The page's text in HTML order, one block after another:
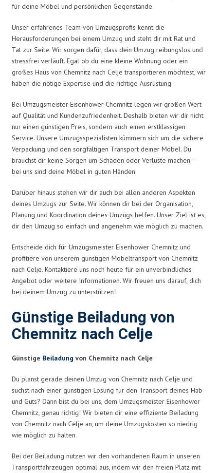
für deine Möbel und persönlichen Gegenstände.
Unser erfahrenes Team von Umzugsprofis kennt die
Herausforderungen bei einem Umzug und steht dir mit Rat und
Tat zur Seite. Wir sorgen dafür, dass dein Umzug reibungslos und
stressfrei verläuft. Egal ob du eine kleine Wohnung oder ein
großes Haus von Chemnitz nach Celje transportieren möchtest, wir
haben die nötige Expertise und die richtige Ausrüstung.
Bei Umzugsmeister Eisenhower Chemnitz legen wir großen Wert
auf Qualität und Kundenzufriedenheit. Deshalb bieten wir dir nicht
nur einen günstigen Preis, sondern auch einen erstklassigen
Service. Unsere Umzugsspezialisten kümmern sich um die sichere
Verpackung und den sorgfältigen Transport deiner Möbel. Du
brauchst dir keine Sorgen um Schäden oder Verluste machen –
bei uns sind deine Möbel in guten Händen.
Darüber hinaus stehen wir dir auch bei allen anderen Aspekten
deines Umzugs zur Seite. Wir können dir bei der Organisation,
Planung und Koordination deines Umzugs helfen. Unser Ziel ist es,
dir den Umzug so einfach und angenehm wie möglich zu machen.
Entscheide dich für Umzugsmeister Eisenhower Chemnitz und
profitiere von unserem günstigen Möbeltransport von Chemnitz
nach Celje. Kontaktiere uns noch heute für ein unverbindliches
Angebot oder weitere Informationen. Wir freuen uns darauf, dich
bei deinem Umzug zu unterstützen!
Günstige Beiladung von
Chemnitz nach Celje
Günstige Beiladung von Chemnitz nach Celje
Du planst gerade deinen Umzug von Chemnitz nach Celje und
suchst nach einer günstigen Lösung für den Transport deines Hab
und Guts? Dann bist du bei uns, dem Umzugsmeister Eisenhower
Chemnitz, genau richtig! Wir bieten dir eine effiziente Beiladung
von Chemnitz nach Celje an, um deine Umzugskosten so niedrig
wie möglich zu halten.
Bei der Beiladung nutzen wir den vorhandenen Raum in unseren
Transportfahrzeugen optimal aus, indem wir den freien Platz mit